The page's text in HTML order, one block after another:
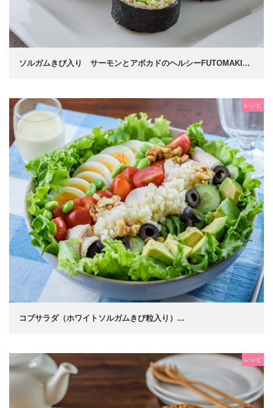
ソルガムきび入り サーモンとアボカドのヘルシーFUTOMAKI...
レシピ
コブサラダ（ホワイトソルガムきび粒入り）...
レシピ